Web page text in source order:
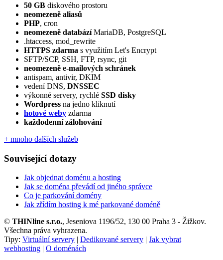
50 GB diskového prostoru
neomezeně aliasů
PHP, cron
neomezeně databázíMariaDB, PostgreSQL
.htaccess, mod_rewrite
HTTPS zdarma s využitím Let's Encrypt
SFTP/SCP, SSH, FTP, rsync, git
neomezeně e‑mailových schránek
antispam, antivir, DKIM
vedení DNS, DNSSEC
výkonné servery, rychlé SSD disky
Wordpress na jedno kliknutí
hotové weby zdarma
každodenní zálohování
+ mnoho dalších služeb
Související dotazy
Jak objednat doménu a hosting
Jak se doména převádí od jiného správce
Co je parkování domény
Jak zřídím hosting k mé parkované doméně
© THINline s.r.o., Jeseniova 1196/52, 130 00 Praha 3 - Žižkov.
Všechna práva vyhrazena.
Tipy: Virtuální servery | Dedikované servery | Jak vybrat
webhosting | O doménách